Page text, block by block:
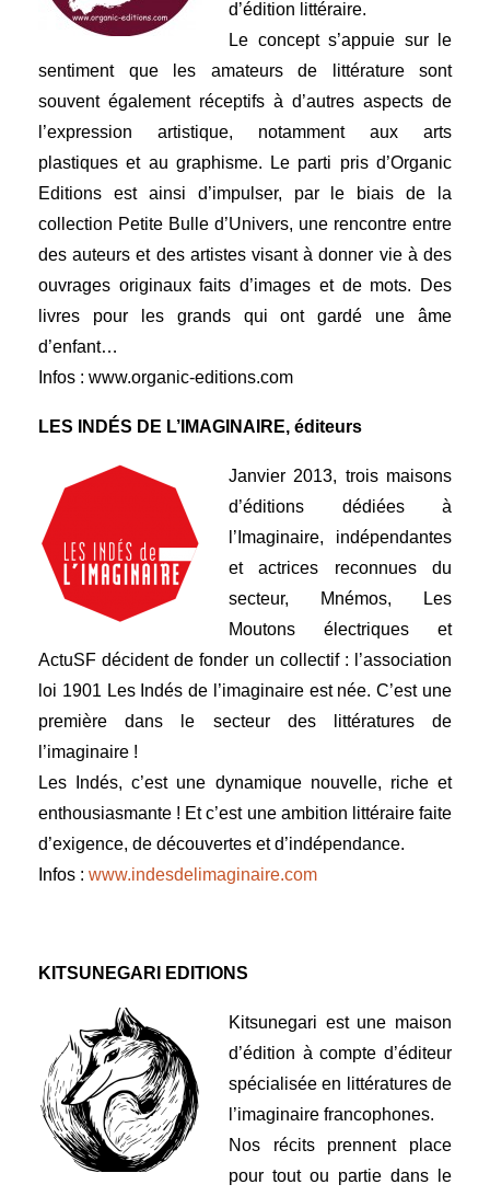
d’édition littéraire.
Le concept s’appuie sur le
sentiment que les amateurs de littérature sont
souvent également réceptifs à d’autres aspects de
l’expression artistique, notamment aux arts
plastiques et au graphisme. Le parti pris d’Organic
Editions est ainsi d’impulser, par le biais de la
collection Petite Bulle d’Univers, une rencontre entre
des auteurs et des artistes visant à donner vie à des
ouvrages originaux faits d’images et de mots. Des
livres pour les grands qui ont gardé une âme
d’enfant…
Infos : www.organic-editions.com
LES INDÉS DE L’IMAGINAIRE, éditeurs
Janvier 2013, trois maisons
d’éditions dédiées à
l’Imaginaire, indépendantes
et actrices reconnues du
secteur, Mnémos, Les
Moutons électriques et
ActuSF décident de fonder un collectif : l’association
loi 1901 Les Indés de l’imaginaire est née. C’est une
première dans le secteur des littératures de
l’imaginaire !
Les Indés, c’est une dynamique nouvelle, riche et
enthousiasmante ! Et c’est une ambition littéraire faite
d’exigence, de découvertes et d’indépendance.
Infos : www.indesdelimaginaire.com
KITSUNEGARI EDITIONS
Kitsunegari est une maison
d’édition à compte d’éditeur
spécialisée en littératures de
l’imaginaire francophones.
Nos récits prennent place
pour tout ou partie dans le